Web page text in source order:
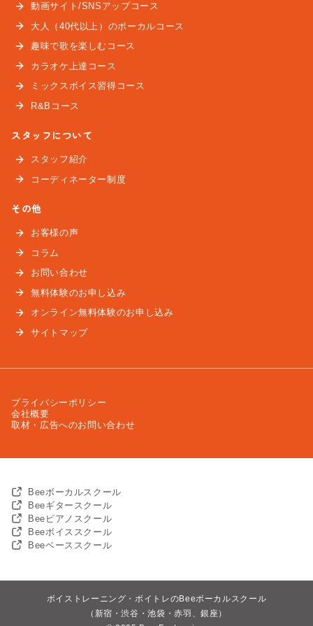
動画サイト/SNSアップコース
大人（40代以上）のボーカルコース
趣味で歌を楽しむコース
カラオケ上達コース
ミックスボイス習得コース
R&Bコース
スタッフについて
スタッフ紹介
コーディネーター制度
その他
お客様の声
コラム
お問い合わせ
無料体験のお申し込み
オンライン無料体験のお申し込み
サイトマップ
プライバシーポリシー
会社概要
取材・広告へのお問い合わせ
Beeボーカルスクール
Beeギタースクール
Beeピアノスクール
Beeボイススクール
Beeベーススクール
ボイストレーニング・ボイトレのBeeボーカルスクール
（新宿・渋谷・池袋・赤羽、銀座）